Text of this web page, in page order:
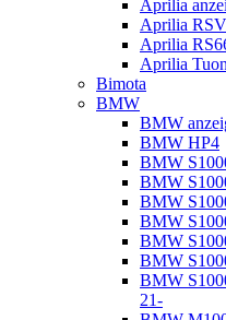
Aprilia
Aprilia
Aprilia
Aprilia
Bimota
BMW
BMW
BMW HP4
BMW
BMW
BMW
BMW
BMW
BMW
BMW
21-